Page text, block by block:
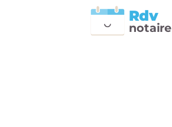
notaire
Rdv